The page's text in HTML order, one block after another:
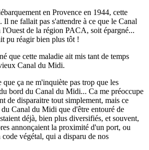
en Provence en 1944, cette
Il ne fallait pas s'attendre à ce que le Canal
de la région PACA, soit épargné...
pu réagir bien plus tôt !
que cette maladie ait mis tant de temps
Canal du Midi.
ça ne m'inquiète pas trop que les
bord du Canal du Midi... Ca me préoccupe
de disparaitre tout simplement, mais ce
Canal du Midi que d'être entouré de
déjà, bien plus diversifiés, et souvent,
annonçaient la proximité d'un port, ou
végétal, qui a disparu de nos